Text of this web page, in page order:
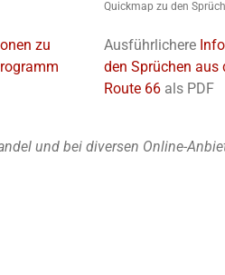
zu
Quickmap zu den
Ausführlichere
den Sprüchen aus
Route 66 als PDF
und bei diversen Online-